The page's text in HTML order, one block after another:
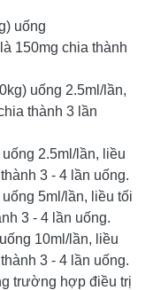
uống
150mg chia thành
uống 2.5ml/lần,
thành 3 lần
2.5ml/lần, liều
3 - 4 lần uống.
5ml/lần, liều tối
3 - 4 lần uống.
10ml/lần, liều
3 - 4 lần uống.
trường hợp điều trị